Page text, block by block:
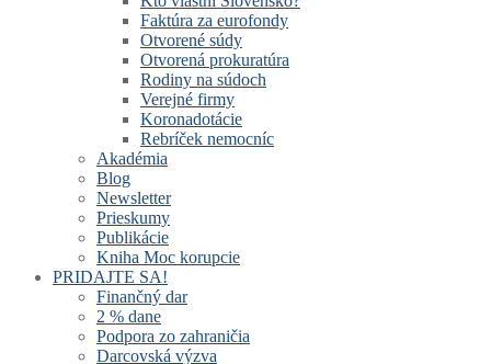
Faktúra za eurofondy
Otvorené súdy
Otvorená prokuratúra
Rodiny na súdoch
Verejné firmy
Koronadotácie
Rebríček nemocníc
Akadémia
Blog
Newsletter
Prieskumy
Publikácie
Kniha Moc korupcie
PRIDAJTE SA!
Finančný dar
2 % dane
Podpora zo zahraničia
Darcovská výzva